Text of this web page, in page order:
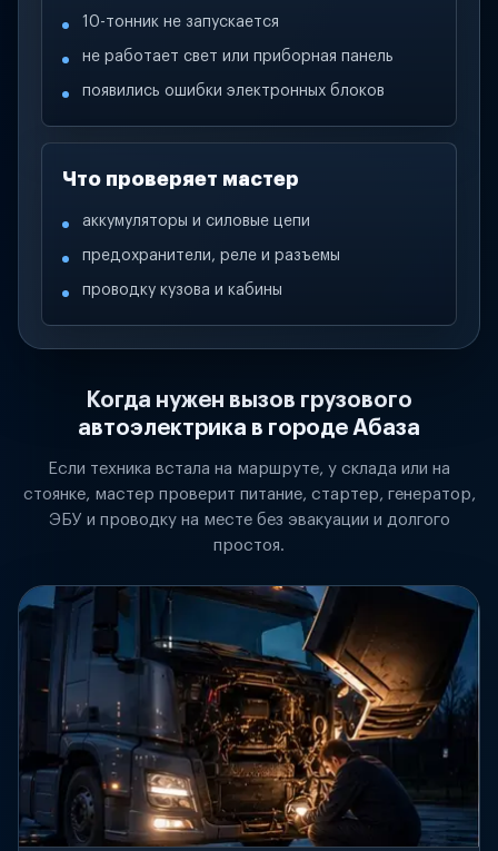
10-тонник не запускается
не работает свет или приборная панель
появились ошибки электронных блоков
Что проверяет мастер
аккумуляторы и силовые цепи
предохранители, реле и разъемы
проводку кузова и кабины
Когда нужен вызов грузового
автоэлектрика в городе Абаза
Если техника встала на маршруте, у склада или на
стоянке, мастер проверит питание, стартер, генератор,
ЭБУ и проводку на месте без эвакуации и долгого
простоя.